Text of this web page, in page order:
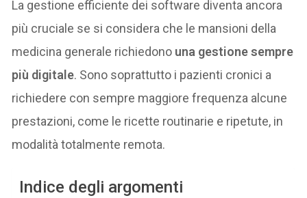
La gestione efficiente dei software diventa ancora
più cruciale se si considera che le mansioni della
medicina generale richiedono una gestione sempre
più digitale. Sono soprattutto i pazienti cronici a
richiedere con sempre maggiore frequenza alcune
prestazioni, come le ricette routinarie e ripetute, in
modalità totalmente remota.
Indice degli argomenti